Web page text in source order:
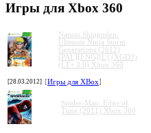
Игры для Xbox 360
Naruto Shippuden:
Ultimate Ninja Storm
Generations (2012)
[PAL][ENG][L] (XGD3)
(LT+ 3.0) Xbox 360
[28.03.2012] [Игры для XBox]
Spider-Man: Edge of
Time (2011) Xbox 360